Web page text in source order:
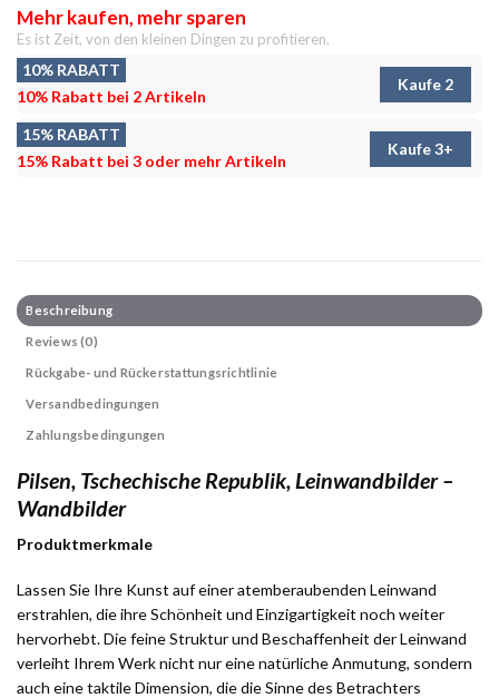
Mehr kaufen, mehr sparen
Es ist Zeit, von den kleinen Dingen zu profitieren.
10% RABATT
10% Rabatt bei 2 Artikeln
Kaufe 2
15% RABATT
15% Rabatt bei 3 oder mehr Artikeln
Kaufe 3+
Beschreibung
Reviews (0)
Rückgabe- und Rückerstattungsrichtlinie
Versandbedingungen
Zahlungsbedingungen
Pilsen, Tschechische Republik, Leinwandbilder –
Wandbilder
Produktmerkmale
Lassen Sie Ihre Kunst auf einer atemberaubenden Leinwand
erstrahlen, die ihre Schönheit und Einzigartigkeit noch weiter
hervorhebt. Die feine Struktur und Beschaffenheit der Leinwand
verleiht Ihrem Werk nicht nur eine natürliche Anmutung, sondern
auch eine taktile Dimension, die die Sinne des Betrachters